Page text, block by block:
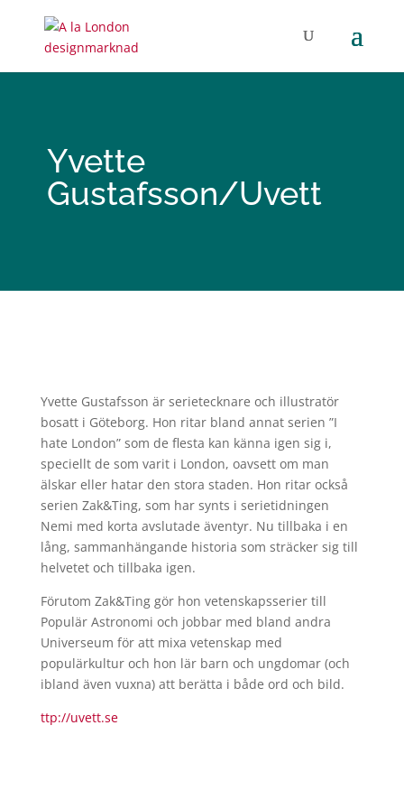
Yvette
Gustafsson/Uvett
Yvette Gustafsson är serietecknare och illustratör
bosatt i Göteborg. Hon ritar bland annat serien ”I
hate London” som de flesta kan känna igen sig i,
speciellt de som varit i London, oavsett om man
älskar eller hatar den stora staden. Hon ritar också
serien Zak&Ting, som har synts i serietidningen
Nemi med korta avslutade äventyr. Nu tillbaka i en
lång, sammanhängande historia som sträcker sig till
helvetet och tillbaka igen.
Förutom Zak&Ting gör hon vetenskapsserier till
Populär Astronomi och jobbar med bland andra
Universeum för att mixa vetenskap med
populärkultur och hon lär barn och ungdomar (och
ibland även vuxna) att berätta i både ord och bild.
ttp://uvett.se